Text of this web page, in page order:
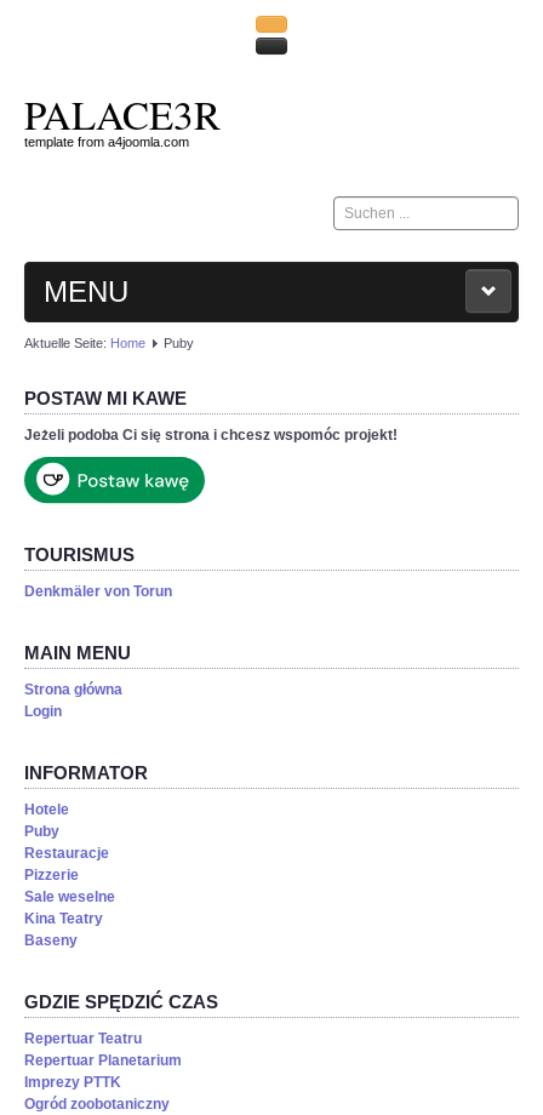
PALACE3R
template from a4joomla.com
Suchen
...
MENU
HOME
KONTAKT
Aktuelle Seite: Home Puby
POSTAW MI KAWE
Jeżeli podoba Ci się strona i chcesz wspomóc projekt!
TOURISMUS
Denkmäler von Torun
MAIN MENU
Strona główna
Login
INFORMATOR
Hotele
Puby
Restauracje
Pizzerie
Sale weselne
Kina Teatry
Baseny
GDZIE SPĘDZIĆ CZAS
Repertuar Teatru
Repertuar Planetarium
Imprezy PTTK
Ogród zoobotaniczny